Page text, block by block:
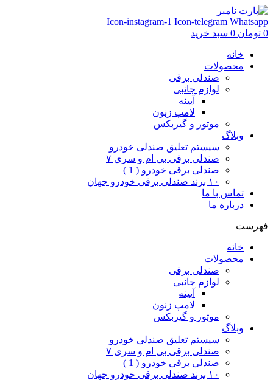
Icon-instagram-1 Icon-telegram Whatsapp
0 تومان 0 سبد خرید
خانه
محصولات
صندلی برقی
لوازم جانبی
آیینه
لامپ زنون
موتور و گیربکس
وبلاگ
سیستم تعلیق صندلی خودرو
صندلی برقی بی ام و سری ۷
صندلی برقی خودرو ( 1 )
۱۰ برند صندلی برقی خودرو جهان
تماس با ما
درباره ما
فهرست
خانه
محصولات
صندلی برقی
لوازم جانبی
آیینه
لامپ زنون
موتور و گیربکس
وبلاگ
سیستم تعلیق صندلی خودرو
صندلی برقی بی ام و سری ۷
صندلی برقی خودرو ( 1 )
۱۰ برند صندلی برقی خودرو جهان